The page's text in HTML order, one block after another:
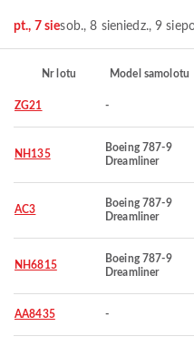
pt., 7 siesob., 8 sieniedz., 9 sie
Nr lotu Model samolotu
ZG21 -
NH135
Boeing 787-9
Dreamliner
AC3
Boeing 787-9
Dreamliner
NH6815
Boeing 787-9
Dreamliner
AA8435 -